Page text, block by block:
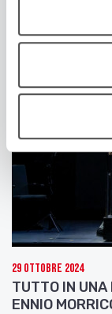
Ne parlano
29 Ottobre 2024
TUTTO IN UNA
ENNIO